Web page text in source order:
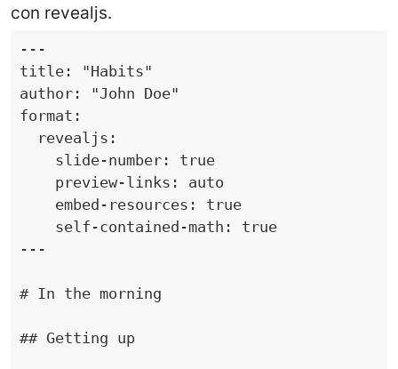
con revealjs.
---
    slide-number: true
    preview-links: auto
    embed-resources: true
    self-contained-math: true
---
# In the morning
## Getting up